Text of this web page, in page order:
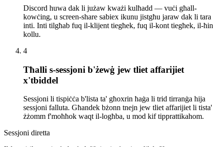
Discord huwa dak li jużaw kważi kulħadd — vuċi għall-
kowċing, u screen-share sabiex ikunu jistgħu jaraw dak li tara
inti. Inti tilgħab fuq il-klijent tiegħek, fuq il-kont tiegħek, il-ħin
kollu.
4
Tħalli s-sessjoni b'żewġ jew tliet affarijiet
x'tbiddel
Sessjoni li tispiċċa b'lista ta' għoxrin ħaġa li trid tirranġa hija
sessjoni falluta. Għandek bżonn tnejn jew tliet affarijiet li tista'
żżomm f'moħħok waqt il-logħba, u mod kif tipprattikahom.
Sessjoni diretta